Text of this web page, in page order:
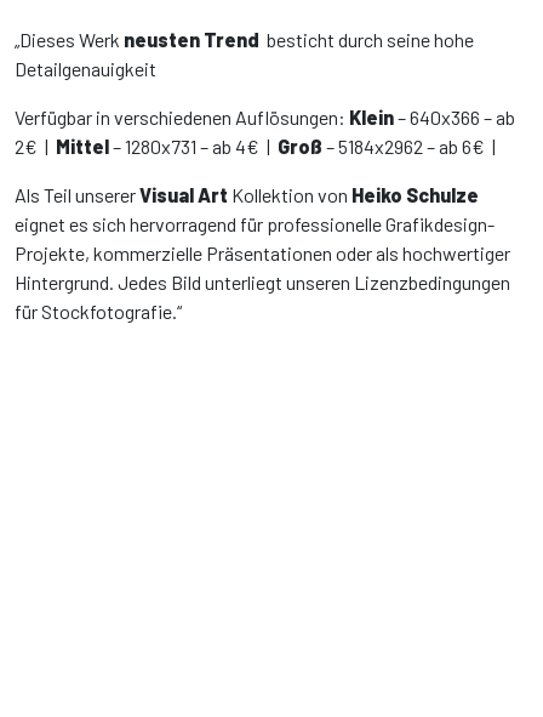
„Dieses Werk neusten Trend besticht durch seine hohe
Detailgenauigkeit
Verfügbar in verschiedenen Auflösungen: Klein– 640x366 – ab
2€ | Mittel– 1280x731 – ab 4€ | Groß – 5184x2962 – ab 6€ |
Als Teil unsererVisual Art Kollektion von Heiko Schulze
eignet es sich hervorragend für professionelle Grafikdesign-
Projekte, kommerzielle Präsentationen oder als hochwertiger
Hintergrund. Jedes Bild unterliegt unseren Lizenzbedingungen
für Stockfotografie.“